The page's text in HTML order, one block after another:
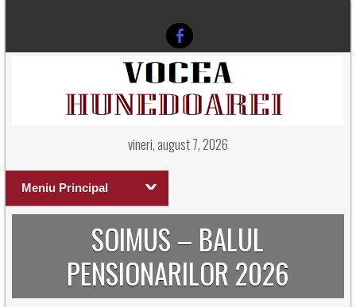
vineri, august 7, 2026
Meniu Principal
SOIMUS – BALUL
PENSIONARILOR 2026